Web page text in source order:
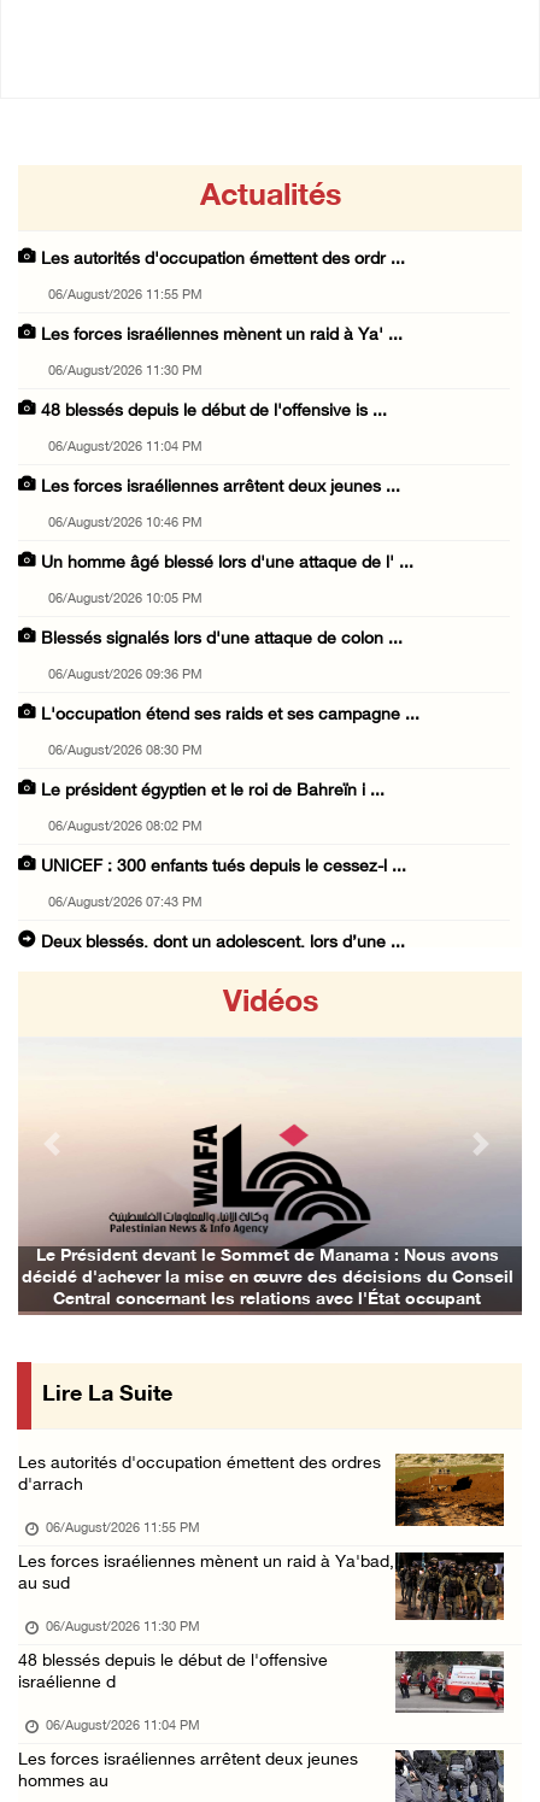
Actualités
Les autorités d'occupation émettent des ordr ...
06/August/2026 11:55 PM
Les forces israéliennes mènent un raid à Ya' ...
06/August/2026 11:30 PM
48 blessés depuis le début de l'offensive is ...
06/August/2026 11:04 PM
Les forces israéliennes arrêtent deux jeunes ...
06/August/2026 10:46 PM
Un homme âgé blessé lors d'une attaque de l' ...
06/August/2026 10:05 PM
Blessés signalés lors d'une attaque de colon ...
06/August/2026 09:36 PM
L'occupation étend ses raids et ses campagne ...
06/August/2026 08:30 PM
Le président égyptien et le roi de Bahreïn i ...
06/August/2026 08:02 PM
UNICEF : 300 enfants tués depuis le cessez-l ...
06/August/2026 07:43 PM
Deux blessés, dont un adolescent, lors d’une ...
06/August/2026 06:24 PM
Tubas : déploiement militaire israélien et t ...
06/August/2026 05:44 PM
Environ 58 000 cas de varicelle recensés dan ...
06/August/2026 04:58 PM
Des ministres des affaires étrangères de hui ...
Croissant-Rouge : 16 blessés suite à l'agres ...
Les forces d'occupation rasent 4 dunams à Ba ...
06/August/2026 12:57 PM
La présidence condamne et met en garde l'occ ...
06/August/2026 12:16 PM
Les forces d'occupation démolissent une mais ...
Des colons clôturent des terres dans le nord ...
Vidéos
Le Président devant le Sommet de Manama : Nous avons
décidé d'achever la mise en œuvre des décisions du Conseil
Central concernant les relations avec l'État occupant
Previous Next
Lire La Suite
Les autorités d'occupation émettent des ordres
d'arrach
06/August/2026 11:55 PM
Les forces israéliennes mènent un raid à Ya'bad,
au sud
06/August/2026 11:30 PM
48 blessés depuis le début de l'offensive
israélienne d
06/August/2026 11:04 PM
Les forces israéliennes arrêtent deux jeunes
hommes au